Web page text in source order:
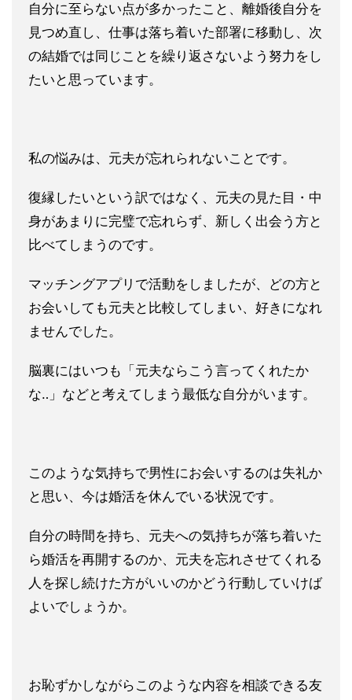
自分に至らない点が多かったこと、離婚後自分を
見つめ直し、仕事は落ち着いた部署に移動し、次
の結婚では同じことを繰り返さないよう努力をし
たいと思っています。
私の悩みは、元夫が忘れられないことです。
復縁したいという訳ではなく、元夫の見た目・中
身があまりに完璧で忘れらず、新しく出会う方と
比べてしまうのです。
マッチングアプリで活動をしましたが、どの方と
お会いしても元夫 と比較してしまい、好きになれ
ませんでした。
脳裏にはいつも「元夫ならこう言ってくれたか
な‥」などと考えて しまう最低な自分がいます。
このような気持ちで男性にお会いするのは失礼か
と思い、今は婚活を休んでいる状況です。
自分の時間を持ち、元夫への気持ちが落ち着いた
ら婚活を再開するのか、元夫を忘れさせてくれる
人を探し続けた方がいいのかどう行動していけば
よいでしょうか。
お恥ずかしながらこのような内容を相談できる友